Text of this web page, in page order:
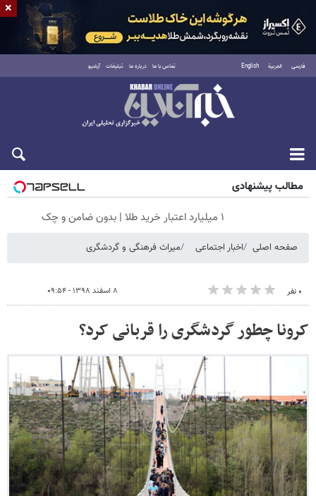
فارسی العربية English تماس با ما درباره ما تبلیغات آرشیو
جمعه ۱۶ مرداد ۱۴۰۵
مطالب پیشنهادی
۱ میلیارد اعتبار خرید طلا | بدون ضامن و چک
صفحه اصلی اخبار اجتماعی میراث فرهنگی و گردشگری
۰ نفر ۸ اسفند ۱۳۹۸ - ۰۹:۵۴
کرونا چطور گردشگری را قربانی کرد؟
×